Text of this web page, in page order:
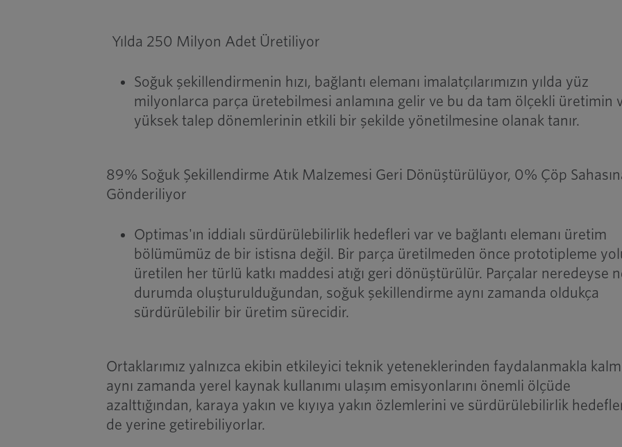
Yılda 250 Milyon Adet Üretiliyor
Soğuk şekillendirmenin hızı, bağlantı elemanı imalatçılarımızın yılda yüz
milyonlarca parça üretebilmesi anlamına gelir ve bu da tam ölçekli üretimin
yüksek talep dönemlerinin etkili bir şekilde yönetilmesine olanak tanır.
89% Soğuk Şekillendirme Atık Malzemesi Geri Dönüştürülüyor, 0% Çöp
Gönderiliyor
Optimas'ın iddialı sürdürülebilirlik hedefleri var ve bağlantı elemanı üretim
bölümümüz de bir istisna değil. Bir parça üretilmeden önce prototipleme
üretilen her türlü katkı maddesi atığı geri dönüştürülür. Parçalar neredeyse
durumda oluşturulduğundan, soğuk şekillendirme aynı zamanda oldukça
sürdürülebilir bir üretim sürecidir.
Ortaklarımız yalnızca ekibin etkileyici teknik yeteneklerinden faydalanmakla
aynı zamanda yerel kaynak kullanımı ulaşım emisyonlarını önemli ölçüde
azalttığından, karaya yakın ve kıyıya yakın özlemlerini ve sürdürülebilirlik
de yerine getirebiliyorlar.